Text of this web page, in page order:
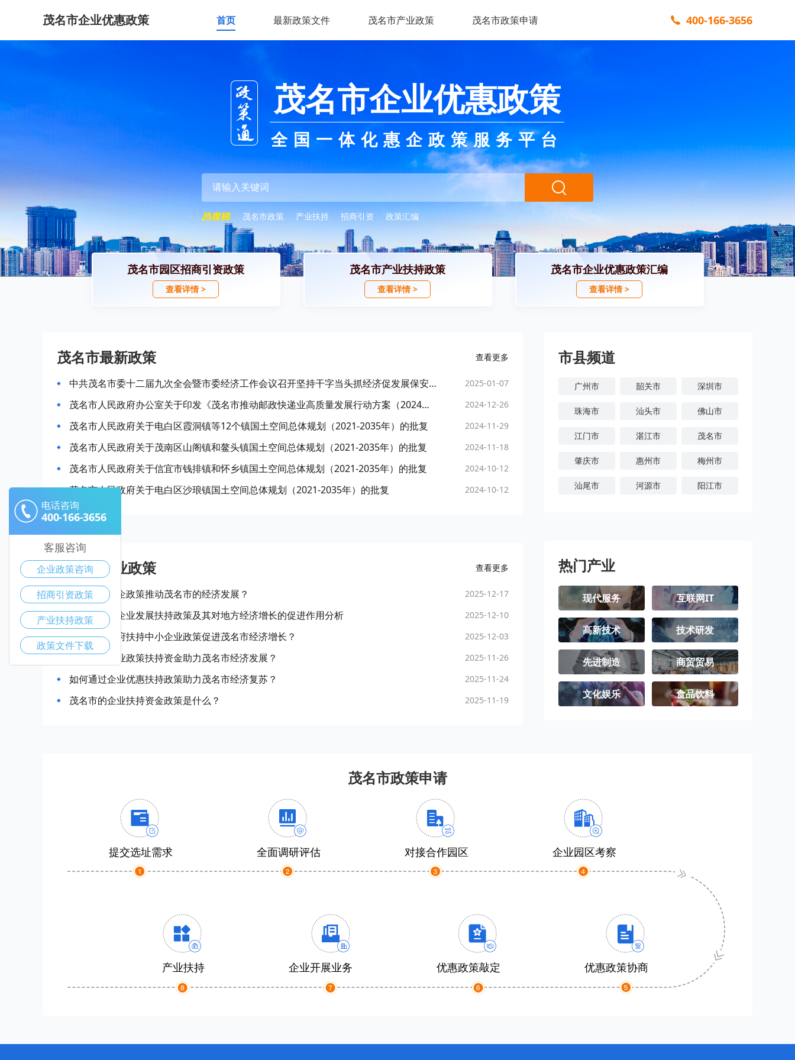
茂名市企业优惠政策 首页 最新政策文件 茂名市产业政策 茂名市政策申请 400-166-3656
茂名市企业优惠政策
全国一体化惠企政策服务平台
茂名市政策 产业扶持 招商引资 政策汇编
茂名市园区招商引资政策
查看详情 >
茂名市产业扶持政策
查看详情 >
茂名市企业优惠政策汇编
查看详情 >
茂名市最新政策 查看更多
中共茂名市委十二届九次全会暨市委经济工作会议召开坚持干字当头抓经济促发展保安全高质量完成“十四五”规划目标任务奋力开创茂名现代化建设新局面庄悦群代表市委常委会作报告王雄飞作具体部署 2025-01-07
茂名市人民政府办公室关于印发《茂名市推动邮政快递业高质量发展行动方案（2024—2026年）》的通知 2024-12-26
茂名市人民政府关于电白区霞洞镇等12个镇国土空间总体规划（2021-2035年）的批复 2024-11-29
茂名市人民政府关于茂南区山阁镇和鳌头镇国土空间总体规划（2021-2035年）的批复 2024-11-18
茂名市人民政府关于信宜市钱排镇和怀乡镇国土空间总体规划（2021-2035年）的批复 2024-10-12
茂名市人民政府关于电白区沙琅镇国土空间总体规划（2021-2035年）的批复 2024-10-12
茂名市产业政策 查看更多
如何借助惠企政策推动茂名市的经济发展？ 2025-12-17
茂名市中小企业发展扶持政策及其对地方经济增长的促进作用分析 2025-12-10
如何通过政府扶持中小企业政策促进茂名市经济增长？ 2025-12-03
如何利用企业政策扶持资金助力茂名市经济发展？ 2025-11-26
如何通过企业优惠扶持政策助力茂名市经济复苏？ 2025-11-24
茂名市的企业扶持资金政策是什么？ 2025-11-19
市县频道
广州市 韶关市 深圳市
珠海市 汕头市 佛山市
江门市 湛江市 茂名市
肇庆市 惠州市 梅州市
汕尾市 河源市 阳江市
热门产业
现代服务 互联网IT
高新技术 技术研发
先进制造 商贸贸易
文化娱乐 食品饮料
茂名市政策申请
提交选址需求 全面调研评估 对接合作园区 企业园区考察
产业扶持 企业开展业务 优惠政策敲定 优惠政策协商
电话咨询
400-166-3656
客服咨询
企业政策咨询
招商引资政策
产业扶持政策
政策文件下载